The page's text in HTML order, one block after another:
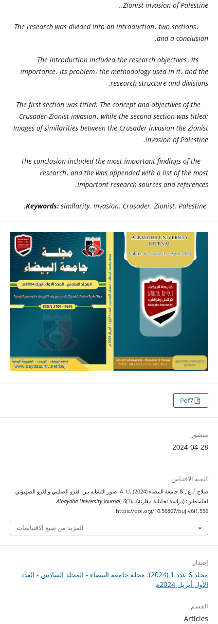
Zionist invasion of Palestine..
The research was divided into an introduction، two sections،
and a conclusion.
The introduction included the research objectives، its
importance، its problem، the methodology used in it، and the
research structure and divisions.
The first section was titled: The concept and objectives of the
Crusader-Zionist invasion، while the second section was titled:
Images of similarities between the Crusader invasion the Zionist
invasion of Palestine.
The conclusion included the most important findings of the
research، and the was appended with a list of the most
important research sources and references.
Keywords: similarity. Invasion. Crusader. Zionist. Palestine.
Pdf7
منشور
2024-04-28
كيفية الاقتباس
صلاح أ. ع., & جامعة البيضاء A. U. (2024). صور التشابه بين الغزو الصليبي والغزو الصهيوني
لفلسطين: (دراسة تحليلية مقارنة).
Albaydha University Journal ,6(1).
https://doi.org/10.56807/buj.v6i1.556
المزيد من صيغ الاقتباسات
إصدار
مجلد 6 عدد 1 (2024): مجلة جامعة البيضاء - المجلد السادس - العدد
الأول أبريل 2024م
القسم
Articles